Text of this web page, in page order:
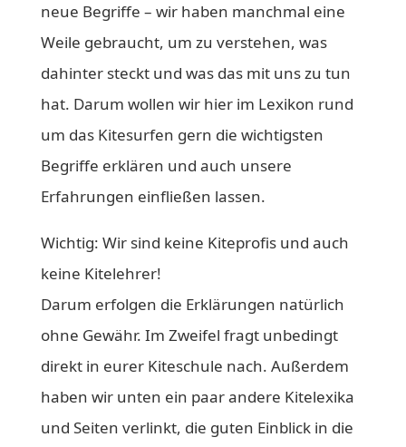
neue Begriffe – wir haben manchmal eine
Weile gebraucht, um zu verstehen, was
dahinter steckt und was das mit uns zu tun
hat. Darum wollen wir hier im Lexikon rund
um das Kitesurfen gern die wichtigsten
Begriffe erklären und auch unsere
Erfahrungen einfließen lassen.
Wichtig: Wir sind keine Kiteprofis und auch
keine Kitelehrer!
Darum erfolgen die Erklärungen natürlich
ohne Gewähr. Im Zweifel fragt unbedingt
direkt in eurer Kiteschule nach. Außerdem
haben wir unten ein paar andere Kitelexika
und Seiten verlinkt, die guten Einblick in die